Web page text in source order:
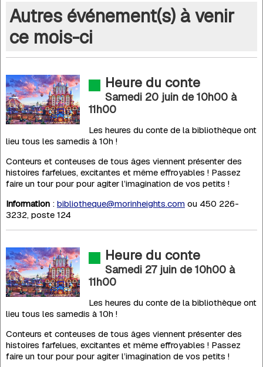
Autres événement(s) à venir
ce mois-ci
Heure du conte
Samedi 20 juin de 10h00à
11h00
Les heures du conte de la bibliothèque ont
lieu tous les samedis à 10h !
Conteurs et conteuses de tous âges viennent présenter des
histoires farfelues, excitantes et même effroyables ! Passez
faire un tour pour pour agiter l’imagination de vos petits !
Information: bibliotheque@morinheights.com ou 450 226-
3232, poste 124
Heure du conte
Samedi 27 juin de 10h00à
11h00
Les heures du conte de la bibliothèque ont
lieu tous les samedis à 10h !
Conteurs et conteuses de tous âges viennent présenter des
histoires farfelues, excitantes et même effroyables ! Passez
faire un tour pour pour agiter l’imagination de vos petits !